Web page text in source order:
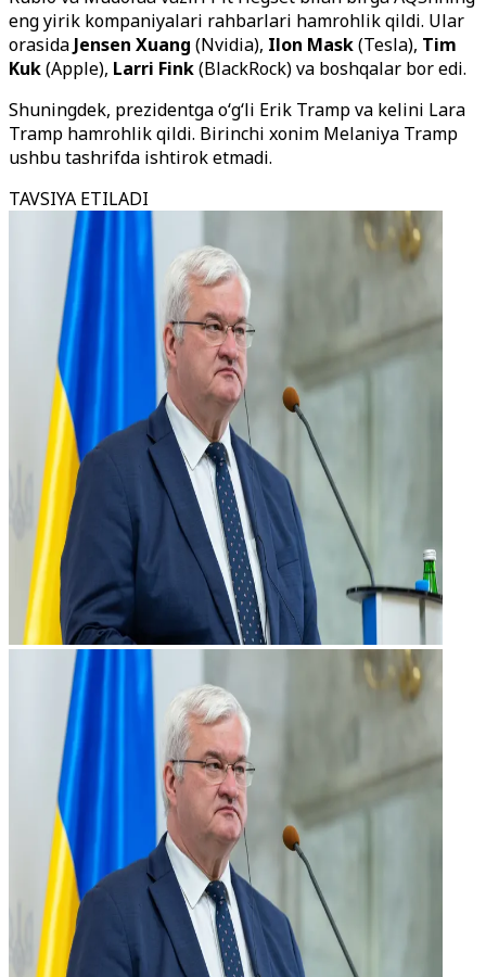
eng yirik kompaniyalari rahbarlari hamrohlik qildi. Ular
orasida Jensen Xuang (Nvidia), Ilon Mask(Tesla), Tim
Kuk(Apple), Larri Fink(BlackRock) va boshqalar bor edi.
Shuningdek, prezidentga o‘g‘li Erik Tramp va kelini Lara
Tramp hamrohlik qildi. Birinchi xonim Melaniya Tramp
ushbu tashrifda ishtirok etmadi.
TAVSIYA ETILADI